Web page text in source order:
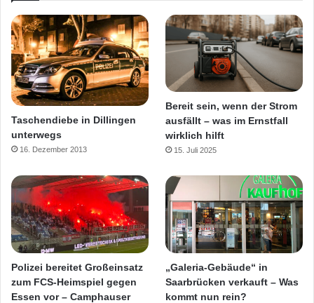
Taschendiebe in Dillingen
unterwegs
16. Dezember 2013
Bereit sein, wenn der Strom
ausfällt – was im Ernstfall
wirklich hilft
15. Juli 2025
Polizei bereitet Großeinsatz
zum FCS-Heimspiel gegen
Essen vor – Camphauser
„Galeria-Gebäude“ in
Saarbrücken verkauft – Was
kommt nun rein?